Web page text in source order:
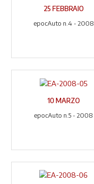
25 FEBBRAIO
epocAuto n.4 - 2008
10 MARZO
epocAuto n.5 - 2008